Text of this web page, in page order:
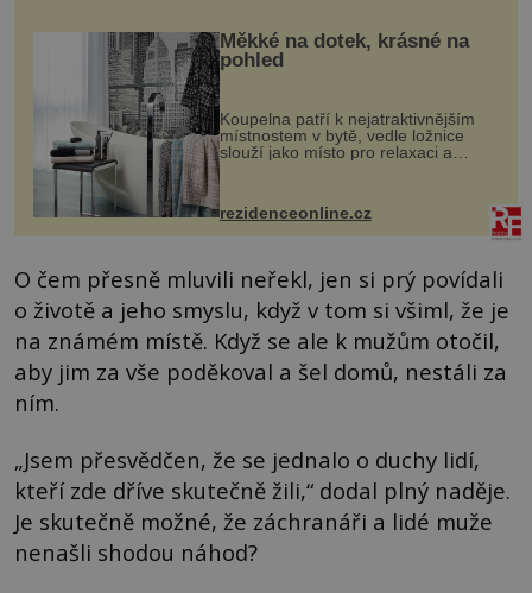
Měkké na dotek, krásné na
pohled
Koupelna patří k nejatraktivnějším
místnostem v bytě, vedle ložnice
slouží jako místo pro relaxaci a
odpočinek. Koupelnový textil –
ručníky, osušky a koberečky –
proutku...
rezidenceonline.cz
O čem přesně mluvili neřekl, jen si prý povídali
o životě a jeho smyslu, když v tom si všiml, že je
na známém místě. Když se ale k mužům otočil,
aby jim za vše poděkoval a šel domů, nestáli za
ním.
„Jsem přesvědčen, že se jednalo o duchy lidí,
kteří zde dříve skutečně žili,“ dodal plný naděje.
Je skutečně možné, že záchranáři a lidé muže
nenašli shodou náhod?